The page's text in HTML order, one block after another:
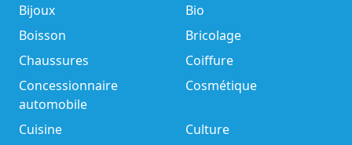
Bijoux
Bio
Boisson
Bricolage
Chaussures
Coiffure
Concessionnaire
automobile
Cosmétique
Cuisine
Culture